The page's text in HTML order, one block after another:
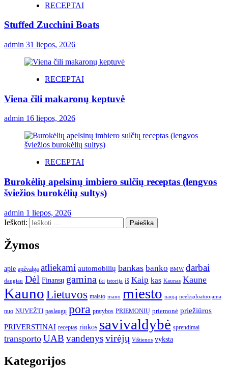
RECEPTAI
Stuffed Zucchini Boats
admin 31 liepos, 2026
RECEPTAI
Viena čili makaronų keptuvė
admin 16 liepos, 2026
RECEPTAI
Burokėlių apelsinų imbiero sulčių receptas (lengvos
šviežios burokėlių sultys)
admin 1 liepos, 2026
Ieškoti:
Žymos
apie apžvalga atliekami automobilių bankas banko BMW darbai
daugiau Dėl Finansų gamina iki istorija iš Kaip kas Kaunas Kaune
KaunoLietuvos maisto mano miesto naują neeksploatuojama
nuo NUVEŽTI paslaugų pora pratybos PRIEMONIŲ priemonė priežiūros
PRIVERSTINAI receptas rinkos savivaldybė sprendimai
transporto UAB vandenysvirėjų Vištienos vyksta
Kategorijos